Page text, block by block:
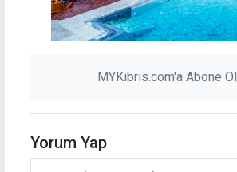
MYKibris.com'a Abone Ol
Yorum Yap